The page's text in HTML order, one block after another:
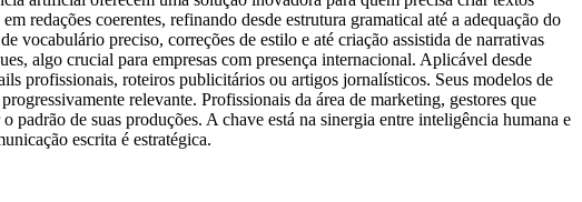
redações coerentes, refinando desde estrutura gramatical até a adequação do
vocabulário preciso, correções de estilo e até criação assistida de narrativas
algo crucial para empresas com presença internacional. Aplicável desde
profissionais, roteiros publicitários ou artigos jornalísticos. Seus modelos de
relevante. Profissionais da área de marketing, gestores que
padrão de suas produções. A chave está na sinergia entre inteligência humana e
escrita é estratégica.